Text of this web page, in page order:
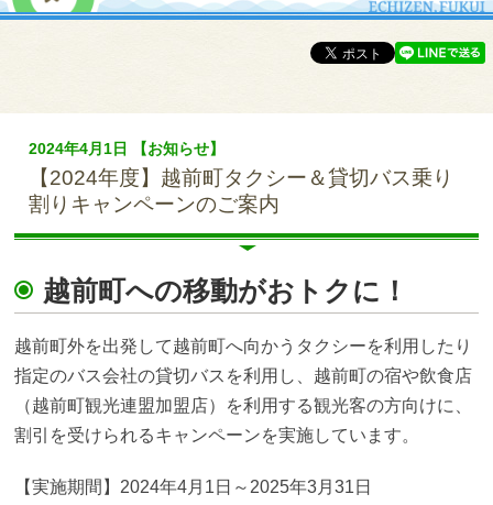
2024年4月1日 【お知らせ】
【2024年度】越前町タクシー＆貸切バス乗り
割りキャンペーンのご案内
越前町への移動がおトクに！
越前町外を出発して越前町へ向かうタクシーを利用したり
指定のバス会社の貸切バスを利用し、越前町の宿や飲食店
（越前町観光連盟加盟店）を利用する観光客の方向けに、
割引を受けられるキャンペーンを実施しています。
【実施期間】2024年4月1日～2025年3月31日